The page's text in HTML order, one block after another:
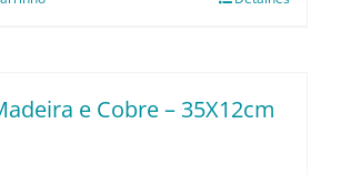
e Cobre – 35X12cm